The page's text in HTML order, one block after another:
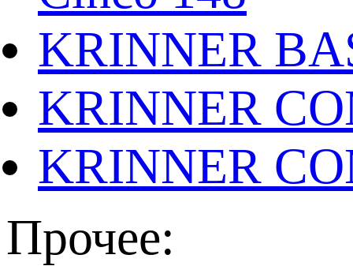
KRINNER
KRINNER
KRINNER
Прочее: